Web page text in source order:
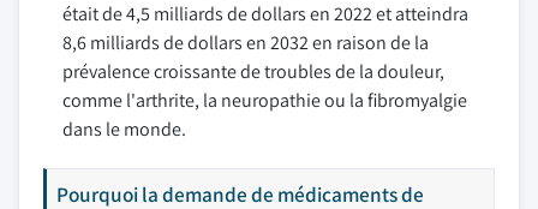
était de 4,5 milliards de dollars en 2022 et atteindra
8,6 milliards de dollars en 2032 en raison de la
prévalence croissante de troubles de la douleur,
comme l'arthrite, la neuropathie ou la fibromyalgie
dans le monde.
Pourquoi la demande de médicaments de